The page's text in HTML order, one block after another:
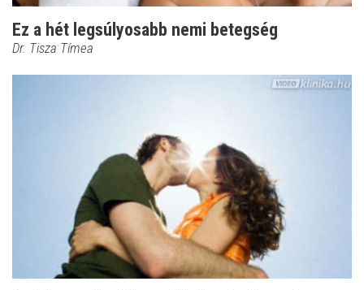
Ez a hét legsúlyosabb nemi betegség
Dr. Tisza Tímea